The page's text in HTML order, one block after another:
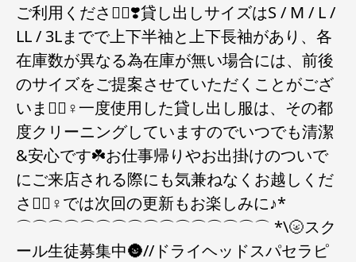
ご利用ください🏻❣️貸し出しサイズはS / M / L /
LL / 3Lまでで上下半袖と上下長袖があり、各
在庫数が異なる為在庫が無い場合には、前後
のサイズをご提案させていただくことがござ
います🏻‍♀️一度使用した貸し出し服は、その都
度クリーニングしていますのでいつでも清潔
&安心です☘️お仕事帰りやお出掛けのついで
にご来店される際にも気兼ねなくお越しくだ
さい🏻‍♀️では次回の更新もお楽しみに♪*
⌒⌒⌒⌒⌒⌒⌒⌒⌒⌒⌒⌒⌒⌒⌒⌒ *\🌝スク
ール生徒募集中🌚//ドライヘッドスパセラピ